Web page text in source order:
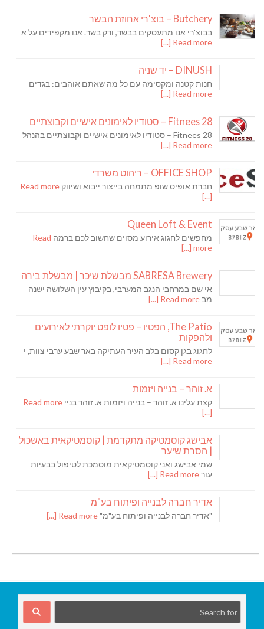
Butchery – בוצ'רי אחוזת הבשר
בבוצ'רי אנו מתעסקים בבשר, ורק בשר. אנו מקפידים על א
Read more [...]
DINUSH – יד שניה
חנות קטנה ומקסימה עם כל מה שאתם אוהבים: בגדים
Read more [...]
Fitnees 28 – סטודיו לאימונים אישיים וקבוצתיים
Fitnees 28 – סטודיו לאימונים אישיים וקבוצתיים בהנהל
Read more [...]
OFFICE SHOP – ריהוט משרדי
חברת אופיס שופ מתמחה בייצור ייבוא ושיווק Read more
[...]
Queen Loft & Event
מחפשים לחגוג אירוע מסוים שחשוב לכם ברמה Read
more [...]
SABRESA Brewery מבשלת שיכר | מבשלת בירה
אי שם במרחבי הנגב המערבי, בקיבוץ עין השלושה ישנה
מב Read more [...]
The Patio, הפטיו – פטיו לופט יוקרתי לאירועים
ולהפקות
לחגוג בגן קסום בלב העיר העתיקה באר שבע ערבי צוות, י
Read more [...]
א. זוהר – בנייה ויזמות
קצת עלינו א. זוהר – בנייה ויזמות א. זוהר בניי Read more
[...]
אבישג קוסמטיקה מתקדמת | קוסמטיקאית באשכול
| הסרת שיער
שמי אבישג ואני קוסמטיקאית מוסמכת לטיפול בבעיות
עורRead more [...]
אדיר חברה לבנייה ופיתוח בע"מ
"אדיר חברה לבנייה ופיתוח בע"מ"Read more [...]